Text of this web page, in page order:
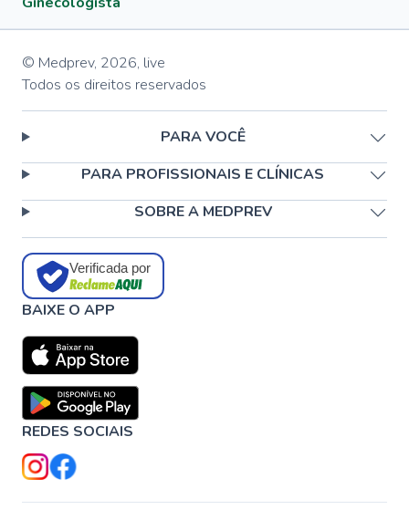
© Medprev, 2026, live
Todos os direitos reservados
PARA VOCÊ
PARA PROFISSIONAIS E CLÍNICAS
SOBRE A MEDPREV
Verificada por
BAIXE O APP
REDES SOCIAIS